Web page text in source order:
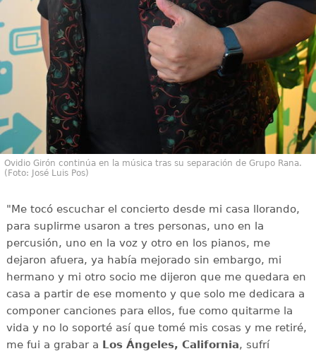
Ovidio Girón continúa en la música tras su separación de Grupo Rana.
(Foto: José Luis Pos)
"Me tocó escuchar el concierto desde mi casa llorando,
para suplirme usaron a tres personas, uno en la
percusión, uno en la voz y otro en los pianos, me
dejaron afuera, ya había mejorado sin embargo, mi
hermano y mi otro socio me dijeron que me quedara en
casa a partir de ese momento y que solo me dedicara a
componer canciones para ellos, fue como quitarme la
vida y no lo soporté así que tomé mis cosas y me retiré,
me fui a grabar a Los Ángeles, California, sufrí